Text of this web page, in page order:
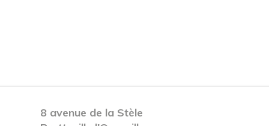
8 avenue de la Stèle